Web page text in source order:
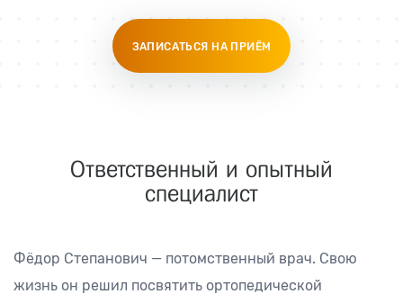
ЗАПИСАТЬСЯ НА ПРИЁМ
Ответственный и опытный
специалист
Фёдор Степанович — потомственный врач. Свою
жизнь он решил посвятить ортопедической